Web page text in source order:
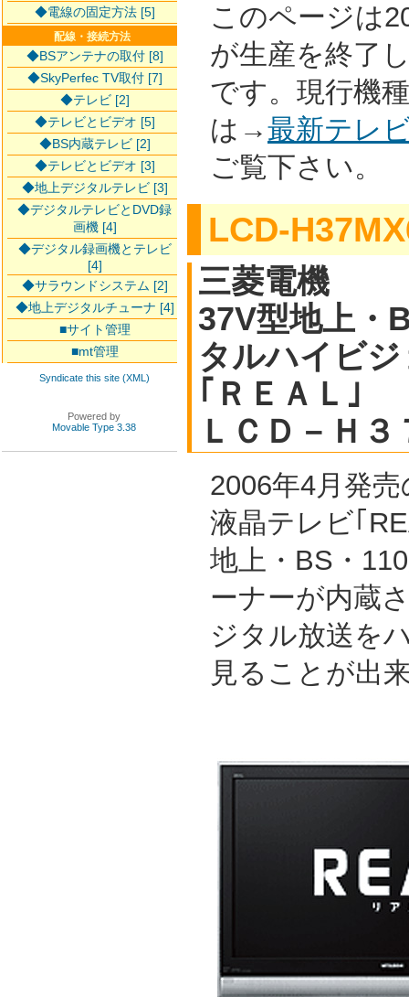
このページは
が生産を終了
です。現行機
は→最新テレ
ご覧下さい。
LCD-
三菱電機
37V型地上・
タルハイビ
｢ＲＥＡＬ｣
ＬＣＤ－Ｈ
2006年4月発
液晶テレビ｢
地上・BS・
ーナーが内蔵
ジタル放送を
見ることが出
◆電線の固定方法 [5]
配線・接続方法
◆BSアンテナの取付 [8]
◆SkyPerfec TV取付 [7]
◆テレビ [2]
◆テレビとビデオ [5]
◆BS内蔵テレビ [2]
◆テレビとビデオ [3]
◆地上デジタルテレビ [3]
◆デジタルテレビとDVD録
画機 [4]
◆デジタル録画機とテレビ
[4]
◆サラウンドシステム [2]
◆地上デジタルチューナ [4]
■サイト管理
■mt管理
Syndicate this site (XML)
Powered by
Movable Type 3.38